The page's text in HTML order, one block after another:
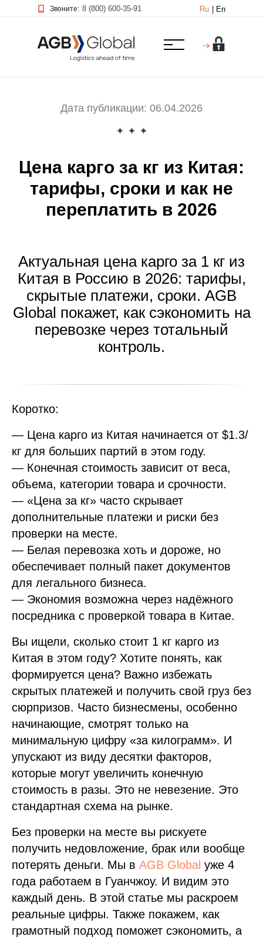
8 (800) 600-35-91
Звоните: Ru En
Дата публикации: 06.04.2026
Цена карго за кг из Китая:
тарифы, сроки и как не
переплатить в 2026
Актуальная цена карго за 1 кг из
Китая в Россию в 2026: тарифы,
скрытые платежи, сроки. AGB
Global покажет, как сэкономить на
перевозке через тотальный
контроль.
Коротко:
— Цена карго из Китая начинается от $1.3/
кг для больших партий в этом году.
— Конечная стоимость зависит от веса,
объема, категории товара и срочности.
— «Цена за кг» часто скрывает
дополнительные платежи и риски без
проверки на месте.
— Белая перевозка хоть и дороже, но
обеспечивает полный пакет документов
для легального бизнеса.
— Экономия возможна через надёжного
посредника с проверкой товара в Китае.
Вы ищели, сколько стоит 1 кг карго из
Китая в этом году? Хотите понять, как
формируется цена? Важно избежать
скрытых платежей и получить свой груз без
сюрпризов. Часто бизнесмены, особенно
начинающие, смотрят только на
минимальную цифру «за килограмм». И
упускают из виду десятки факторов,
которые могут увеличить конечную
стоимость в разы. Это не невезение. Это
стандартная схема на рынке.
Без проверки на месте вы рискуете
получить недовложение, брак или вообще
потерять деньги. Мы в AGB Global уже 4
года работаем в Гуанчжоу. И видим это
каждый день. В этой статье мы раскроем
реальные цифры. Также покажем, как
грамотный подход поможет сэкономить, а